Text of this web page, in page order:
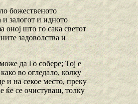
божественото
и залогот и идното
оној што го сака светот
задоволства и
да Го собере; Тој е
во огледало, колку
и на секое место, преку
ќе се очистуваш, толку